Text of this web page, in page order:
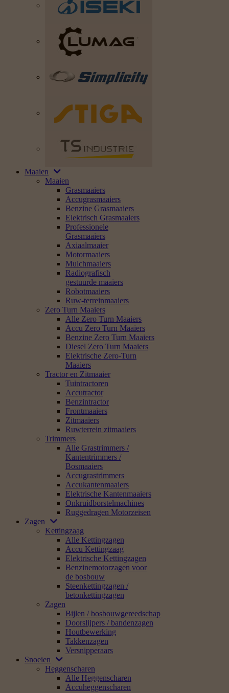
Maaien
Maaien
Grasmaaiers
Accugrasmaaiers
Benzine Grasmaaiers
Elektrisch Grasmaaiers
Professionele
Grasmaaiers
Axiaalmaaier
Motormaaiers
Mulchmaaiers
Radiografisch
gestuurde maaiers
Robotmaaiers
Ruw-terreinmaaiers
Zero Turn Maaiers
Alle Zero Turn Maaiers
Accu Zero Turn Maaiers
Benzine Zero Turn Maaiers
Diesel Zero Turn Maaiers
Elektrische Zero-Turn
Maaiers
Tractor en Zitmaaier
Tuintractoren
Accutractor
Benzintractor
Frontmaaiers
Zitmaaiers
Ruwterrein zitmaaiers
Trimmers
Alle Grastrimmers /
Kantentrimmers /
Bosmaaiers
Accugrastrimmers
Accukantenmaaiers
Elektrische Kantenmaaiers
Onkruidborstelmachines
Ruggedragen Motorzeisen
Zagen
Kettingzaag
Alle Kettingzagen
Accu Kettingzaag
Elektrische Kettingzagen
Benzinemotorzagen voor
de bosbouw
Steenkettingzagen /
betonkettingzagen
Zagen
Bijlen / bosbouwgereedschap
Doorslijpers / bandenzagen
Houtbewerking
Takkenzagen
Versnipperaars
Snoeien
Heggenscharen
Alle Heggenscharen
Accuheggenscharen